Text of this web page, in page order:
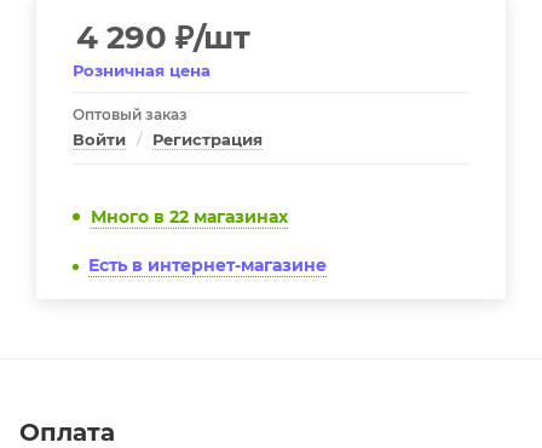
4 290 ₽/шт
Розничная цена
Оптовый заказ
Войти / Регистрация
Много в 22 магазинах
Есть в интернет-магазине
Оплата